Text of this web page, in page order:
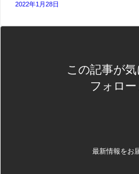
2022年1月28日
この記事が
フォロー
最新情報をお